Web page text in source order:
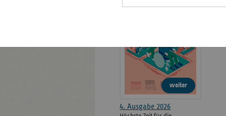
ePaper
weiter
4. Ausgabe 2026